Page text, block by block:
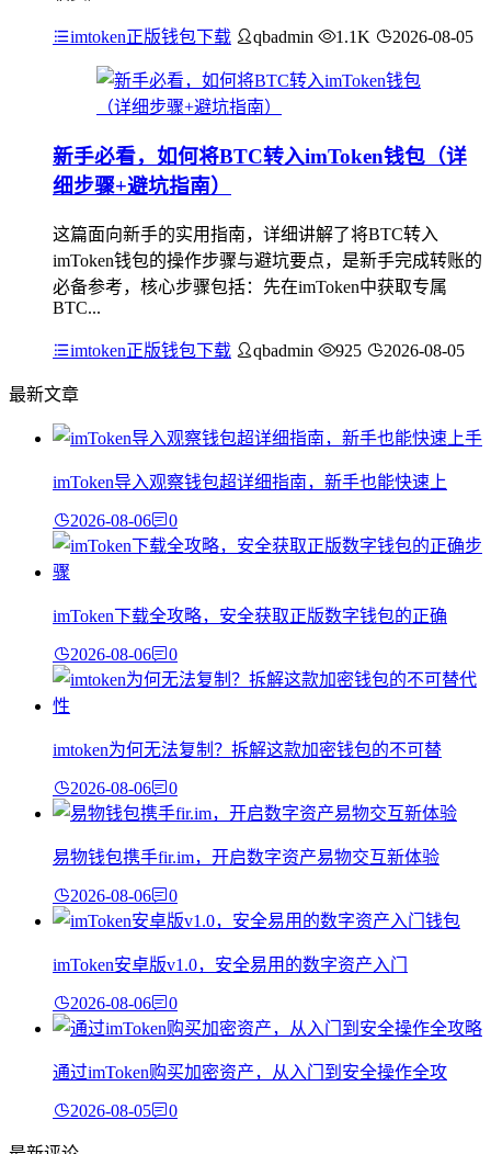
imtoken正版钱包下载 qbadmin 1.1K 2026-08-05
新手必看，如何将BTC转入imToken钱包（详
细步骤+避坑指南）
这篇面向新手的实用指南，详细讲解了将BTC转入
imToken钱包的操作步骤与避坑要点，是新手完成转账的
必备参考，核心步骤包括：先在imToken中获取专属
BTC...
imtoken正版钱包下载 qbadmin 925 2026-08-05
最新文章
imToken导入观察钱包超详细指南，新手也能快速上
2026-08-06 0
imToken下载全攻略，安全获取正版数字钱包的正确
2026-08-06 0
imtoken为何无法复制？拆解这款加密钱包的不可替
2026-08-06 0
易物钱包携手fir.im，开启数字资产易物交互新体验
2026-08-06 0
imToken安卓版v1.0，安全易用的数字资产入门
2026-08-06 0
通过imToken购买加密资产，从入门到安全操作全攻
2026-08-05 0